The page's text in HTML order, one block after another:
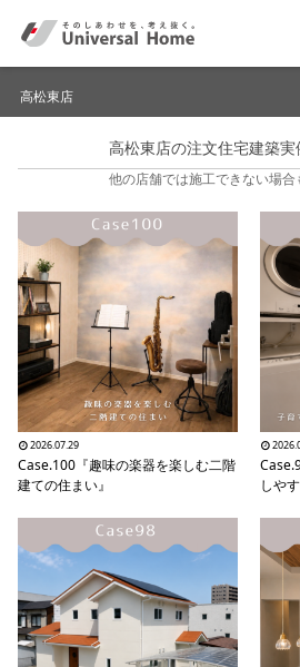
ユニバーサルホームの特長
コンセプトプラン
テクノロジー
建築実例
モデルハウス検索・見学予約
キャンペーン・
家づくりの知識
高松東店
イベント
モデルハウス見学予約
高松東店 TOPへ
高松東店の注文住宅建築
他の店舗では施工できない場合
2026.07.29
Case.100『趣味の楽器を楽しむ二階
建ての住まい』
しや